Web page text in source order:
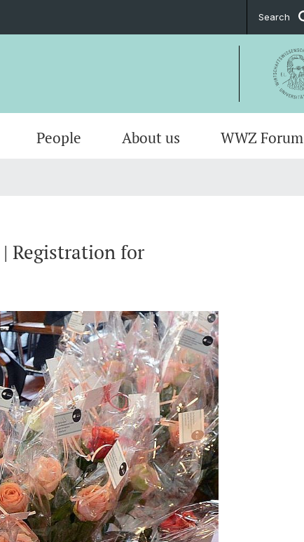
Search
People About us WWZ Forum
Registration for